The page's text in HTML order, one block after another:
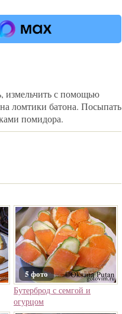
измельчить с помощью
ломтики батона. Посыпать
помидора.
5 фото
Бутерброд с семгой и
огурцом